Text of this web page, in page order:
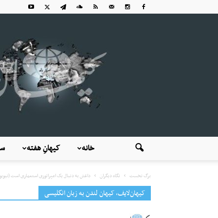
کیهانِ هفته خانه
برگ نخست نگاه دیگران داعش به دنبال یک امپراتوری استعماری است
کیهان‌لایف، کیهان لندن به زبان انگلیسی